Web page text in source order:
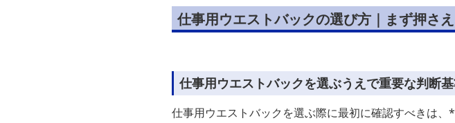
仕事用ウエストバックの選び方｜まず押さ
仕事用ウエストバックを選ぶうえで重要な判断
仕事用ウエストバックを選ぶ際に最初に確認すべきは